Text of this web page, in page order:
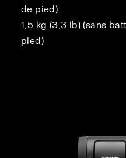
de pied)
1,5 kg (3,3 lb) (sans
pied)